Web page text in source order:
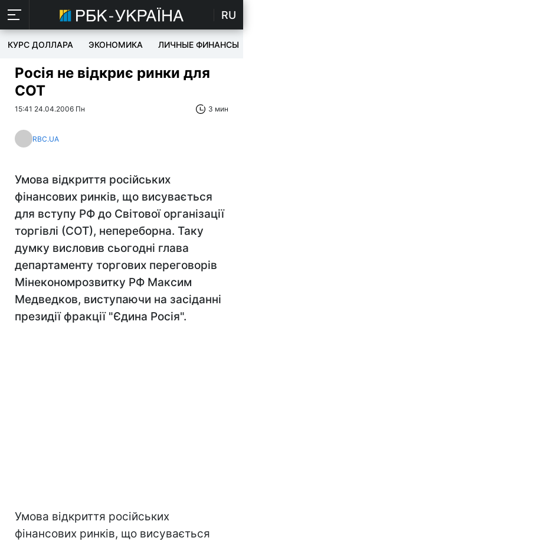
RU
КУРС ДОЛЛАРА ЭКОНОМИКА ЛИЧНЫЕ ФИНАНСЫ
Росія не відкриє ринки для
СОТ
15:41 24.04.2006 Пн 3 мин
RBC.UA
Умова відкриття російських
фінансових ринків, що висувається
для вступу РФ до Світової організації
торгівлі (СОТ), непереборна. Таку
думку висловив сьогодні глава
департаменту торгових переговорів
Мінекономрозвитку РФ Максим
Медведков, виступаючи на засіданні
президії фракції "Єдина Росія".
Умова відкриття російських
фінансових ринків, що висувається